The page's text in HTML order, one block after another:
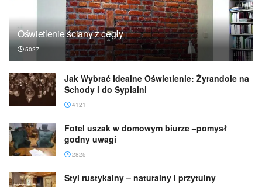
Oświetlenie ściany z cegły
5027
Jak Wybrać Idealne Oświetlenie: Żyrandole na
Schody i do Sypialni
4121
Fotel uszak w domowym biurze –pomysł
godny uwagi
2825
Styl rustykalny – naturalny i przytulny